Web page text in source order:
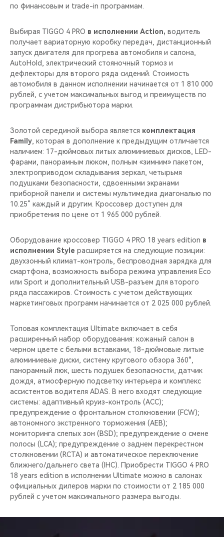
по финансовым и trade-in программам.
Выбирая TIGGO 4 PRO в исполнении Action, водитель
получает вариаторную коробку передач, дистанционный
запуск двигателя для прогрева автомобиля и салона,
AutoHold, электрический стояночный тормоз и
дефлекторы для второго ряда сидений. Стоимость
автомобиля в данном исполнении начинается от 1 810 000
рублей, с учетом максимальных выгод и преимуществ по
программам дистрибьютора марки.
Золотой серединой выбора является комплектация
Family , которая в дополнение к предыдущим отличается
наличием: 17-дюймовых литых алюминиевых дисков, LED-
фарами, панорамным люком, полным «зимним» пакетом,
электроприводом складывания зеркал, четырьмя
подушками безопасности, сдвоенными экранами
приборной панели и системы мультимедиа диагональю по
10.25” каждый и другим. Кроссовер доступен для
приобретения по цене от 1 965 000 рублей.
Оборудование кроссовер TIGGO 4 PRO 18 years edition в
исполнении Style расширяется на следующие позиции:
двухзонный климат-контроль, беспроводная зарядка для
смартфона, возможность выбора режима управления Eco
или Sport и дополнительный USB-разъем для второго
ряда пассажиров. Стоимость с учетом действующих
маркетинговых программ начинается от 2 025 000 рублей.
Топовая комплектация Ultimate включает в себя
расширенный набор оборудования: кожаный салон в
черном цвете с белыми вставками, 18-дюймовые литые
алюминиевые диски, систему кругового обзора 360°,
панорамный люк, шесть подушек безопасности, датчик
дождя, атмосферную подсветку интерьера и комплекс
ассистентов водителя ADAS. В него входят следующие
системы: адаптивный круиз-контроль (ACC);
предупреждение о фронтальном столкновении (FCW);
автономного экстренного торможения (AEB);
мониторинга слепых зон (BSD); предупреждение о смене
полосы (LCA); предупреждение о заднем перекрестном
столкновении (RCTA) и автоматическое переключение
ближнего/дальнего света (IHC). Приобрести TIGGO 4 PRO
18 years edition в исполнении Ultimate можно в салонах
официальных дилеров марки по стоимости от 2 185 000
рублей c учетом максимального размера выгоды.